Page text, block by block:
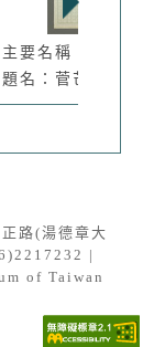
主要名稱：戰旗劃一
題名：菅芒...
路(湯德章大
|
of Taiwan